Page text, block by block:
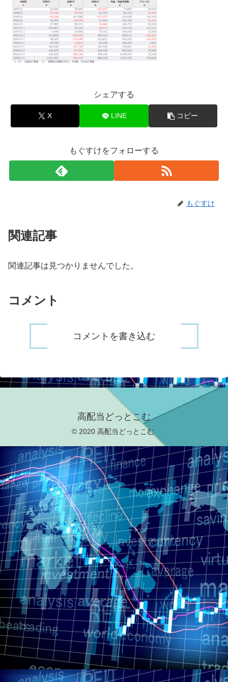
シェアする
X LINE コピー
もぐすけをフォローする
もぐすけ
関連記事
関連記事は見つかりませんでした。
コメント
コメントを書き込む
高配当どっとこむ
© 2020 高配当どっとこむ.